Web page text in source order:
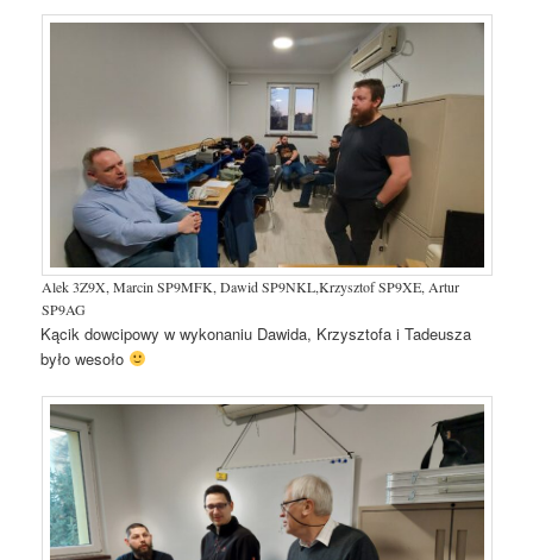
Alek 3Z9X, Marcin SP9MFK, Dawid SP9NKL,Krzysztof SP9XE, Artur
SP9AG
Kącik dowcipowy w wykonaniu Dawida, Krzysztofa i Tadeusza
było wesoło